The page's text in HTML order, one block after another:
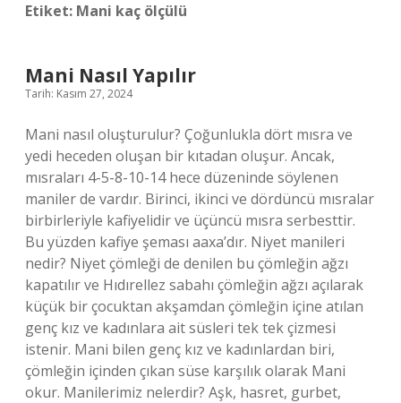
Etiket: Mani kaç ölçülü
Mani Nasıl Yapılır
Tarih: Kasım 27, 2024
Mani nasıl oluşturulur? Çoğunlukla dört mısra ve
yedi heceden oluşan bir kıtadan oluşur. Ancak,
mısraları 4-5-8-10-14 hece düzeninde söylenen
maniler de vardır. Birinci, ikinci ve dördüncü mısralar
birbirleriyle kafiyelidir ve üçüncü mısra serbesttir.
Bu yüzden kafiye şeması aaxa’dır. Niyet manileri
nedir? Niyet çömleği de denilen bu çömleğin ağzı
kapatılır ve Hıdırellez sabahı çömleğin ağzı açılarak
küçük bir çocuktan akşamdan çömleğin içine atılan
genç kız ve kadınlara ait süsleri tek tek çizmesi
istenir. Mani bilen genç kız ve kadınlardan biri,
çömleğin içinden çıkan süse karşılık olarak Mani
okur. Manilerimiz nelerdir? Aşk, hasret, gurbet,